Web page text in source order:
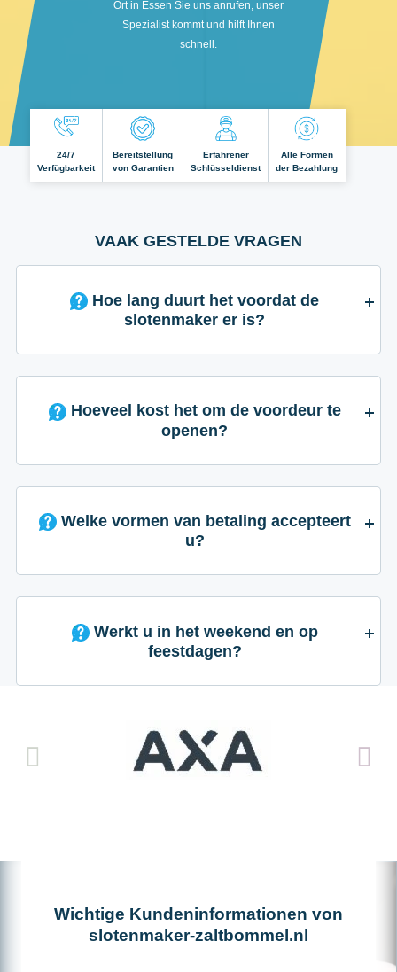
Ort in Essen Sie uns anrufen, unser
Spezialist kommt und hilft Ihnen
schnell.
24/7
Verfügbarkeit
Bereitstellung
von Garantien
Erfahrener
Schlüsseldienst
Alle Formen
der Bezahlung
VAAK GESTELDE VRAGEN
slotenmaker er is?
Hoeveel kost het om de voordeur te
openen?
Welke vormen van betaling accepteert
u?
Werkt u in het weekend en op
feestdagen?
Wichtige Kundeninformationen von
slotenmaker-zaltbommel.nl